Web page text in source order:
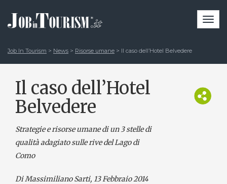
Job In Tourism > News > Risorse umane > Il caso dell’Hotel Belvedere
Il caso dell’Hotel
Belvedere
Strategie e risorse umane di un 3 stelle di
qualità adagiato sulle rive del Lago di
Como
Di Massimiliano Sarti, 13 Febbraio 2014